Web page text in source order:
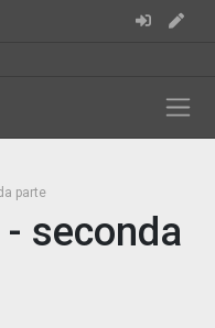
parte
seconda